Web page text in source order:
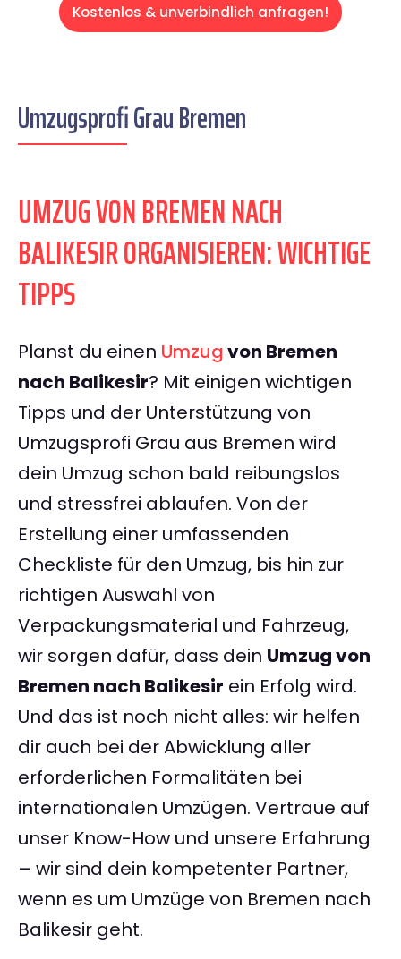
Kostenlos & unverbindlich anfragen!
Umzugsprofi Grau Bremen
UMZUG VON BREMEN NACH
BALIKESIR ORGANISIEREN: WICHTIGE
TIPPS
Planst du einen Umzugvon Bremen
nach Balikesir? Mit einigen wichtigen
Tipps und der Unterstützung von
Umzugsprofi Grau aus Bremen wird
dein Umzug schon bald reibungslos
und stressfrei ablaufen. Von der
Erstellung einer umfassenden
Checkliste für den Umzug, bis hin zur
richtigen Auswahl von
Verpackungsmaterial und Fahrzeug,
wir sorgen dafür, dass dein Umzug von
Bremen nach Balikesir ein Erfolg wird.
Und das ist noch nicht alles: wir helfen
dir auch bei der Abwicklung aller
erforderlichen Formalitäten bei
internationalen Umzügen. Vertraue auf
unser Know-How und unsere Erfahrung
– wir sind dein kompetenter Partner,
wenn es um Umzüge von Bremen nach
Balikesir geht.